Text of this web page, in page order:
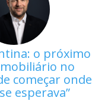
o próximo
no
começar onde
esperava